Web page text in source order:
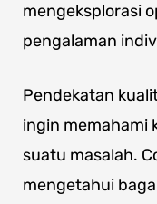
mengeksplorasi
pengalaman
Pendekatan
ingin memahami
suatu masalah.
mengetahui